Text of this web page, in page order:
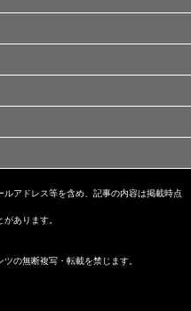
アドレス等を含め、記事の内容は掲載時点
あります。
の無断複写・転載を禁じます。